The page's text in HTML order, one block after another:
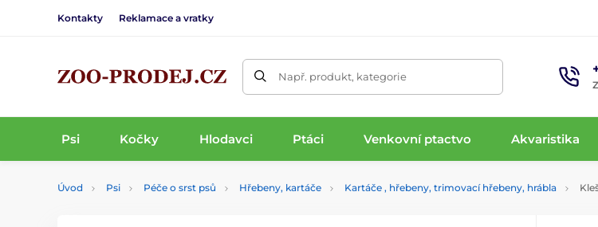
Kontakty Reklamace a vratky
Např. produkt, kategorie
Psi Kočky Hlodavci Ptáci Venkovní ptactvo Akvaristika
Úvod Psi Péče o srst psů Hřebeny, kartáče Kartáče , hřebeny, trimovací hřebeny, hrábla